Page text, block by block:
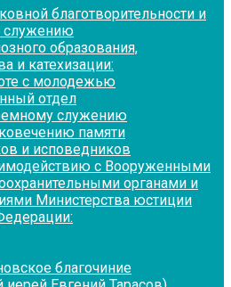
благотворительности и
служению
образования,
и катехизации:
с молодежью
отдел
служению
памяти
и исповедников
с Вооруженными
органами и
Министерства юстиции
благочиние